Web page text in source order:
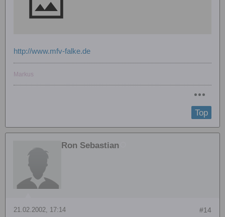
http://www.mfv-falke.de
Markus
Top
Ron Sebastian
#14
21.02.2002, 17:14